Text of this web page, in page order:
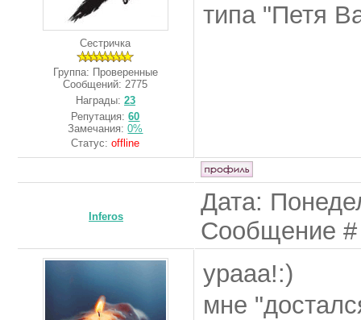
Сестричка
Группа: Проверенные
Сообщений: 2775
Награды: 23
Репутация:60
Замечания:0%
Статус:offline
типа "Петя
Inferos
Дата:
Сообщение
урааа!:)
мне